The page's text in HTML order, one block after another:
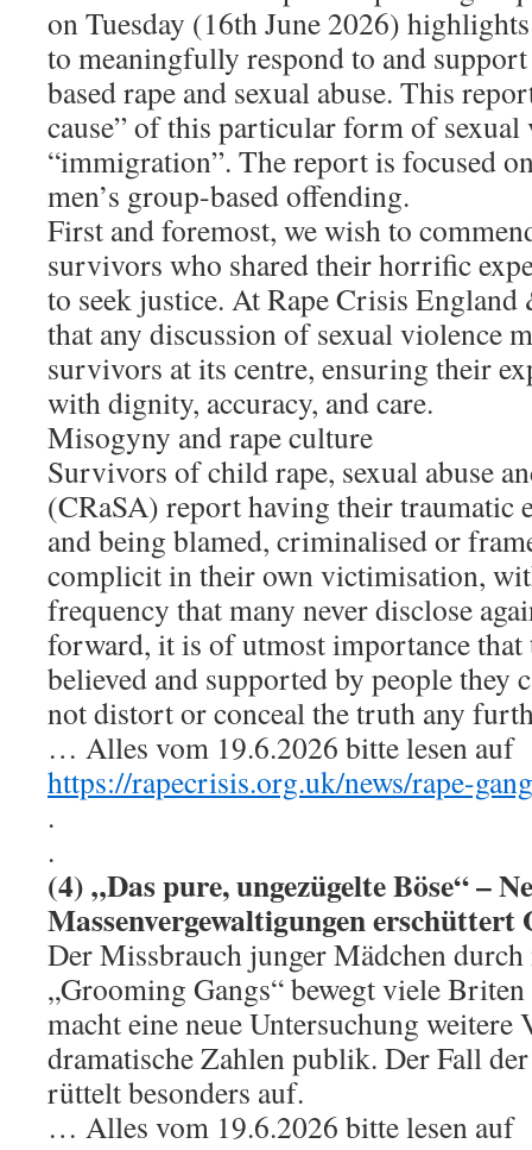
on Tuesday (16th June 2026)
to meaningfully respond to and
based rape and sexual abuse. This
cause” of this particular form of sexual
“immigration”. The report is focused
men’s group-based offending.
First and foremost, we wish to
survivors who shared their horrific
to seek justice. At Rape Crisis England
that any discussion of sexual violence
survivors at its centre, ensuring their
with dignity, accuracy, and care.
Misogyny and rape culture
Survivors of child rape, sexual abuse
(CRaSA) report having their traumatic
and being blamed, criminalised or
complicit in their own victimisation,
frequency that many never disclose
forward, it is of utmost importance that
believed and supported by people they
not distort or conceal the truth any
… Alles vom 19.6.2026 bitte lesen auf
https://rapecrisis.org.uk/news/rape-
.
.
(4) „Das pure, ungezügelte Böse“ –
Massenvergewaltigungen
Der Missbrauch junger Mädchen
„Grooming Gangs“ bewegt viele
macht eine neue Untersuchung
dramatische Zahlen publik. Der Fall
rüttelt besonders auf.
… Alles vom 19.6.2026 bitte lesen auf